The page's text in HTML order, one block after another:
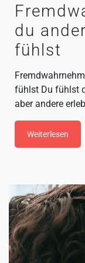
du
fühlst
fühlst Du fühlst
aber andere
Weiterlesen